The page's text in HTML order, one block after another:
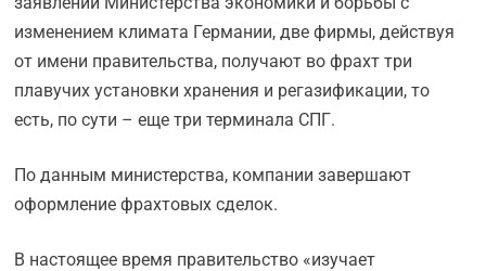
изменением климата Германии, две фирмы, действуя
от имени правительства, получают во фрахт три
плавучих установки хранения и регазификации, то
есть, по сути – еще три терминала СПГ.
По данным министерства, компании завершают
оформление фрахтовых сделок.
В настоящее время правительство «изучает